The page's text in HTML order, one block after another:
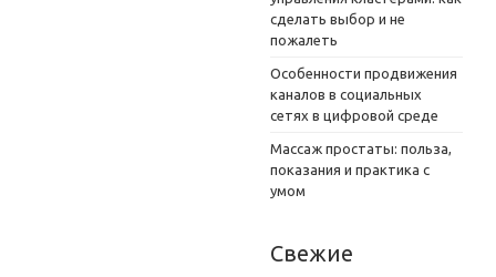
сделать выбор и не
пожалеть
Особенности продвижения
каналов в социальных
сетях в цифровой среде
Массаж простаты: польза,
показания и практика с
умом
Свежие